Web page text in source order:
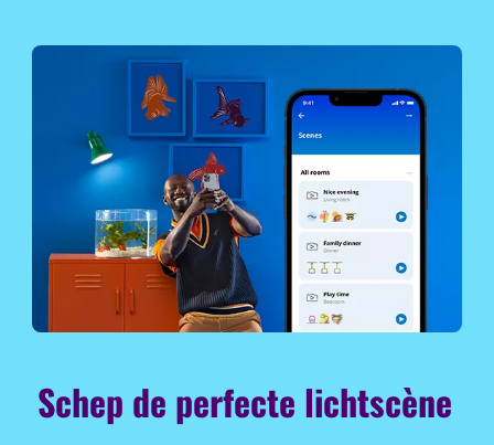
Schep de perfecte lichtscène